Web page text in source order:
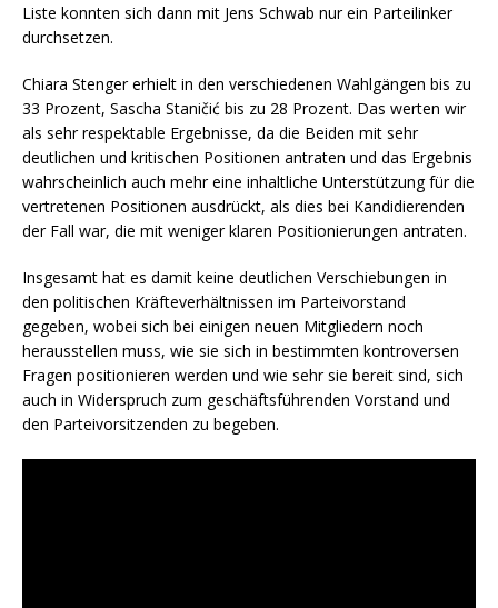
Liste konnten sich dann mit Jens Schwab nur ein Parteilinker
durchsetzen.
Chiara Stenger erhielt in den verschiedenen Wahlgängen bis zu
33 Prozent, Sascha Staničić bis zu 28 Prozent. Das werten wir
als sehr respektable Ergebnisse, da die Beiden mit sehr
deutlichen und kritischen Positionen antraten und das Ergebnis
wahrscheinlich auch mehr eine inhaltliche Unterstützung für die
vertretenen Positionen ausdrückt, als dies bei Kandidierenden
der Fall war, die mit weniger klaren Positionierungen antraten.
Insgesamt hat es damit keine deutlichen Verschiebungen in
den politischen Kräfteverhältnissen im Parteivorstand
gegeben, wobei sich bei einigen neuen Mitgliedern noch
herausstellen muss, wie sie sich in bestimmten kontroversen
Fragen positionieren werden und wie sehr sie bereit sind, sich
auch in Widerspruch zum geschäftsführenden Vorstand und
den Parteivorsitzenden zu begeben.